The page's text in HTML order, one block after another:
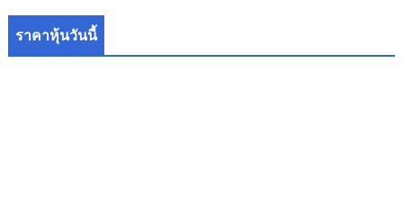
ราคาหุ้นวันนี้